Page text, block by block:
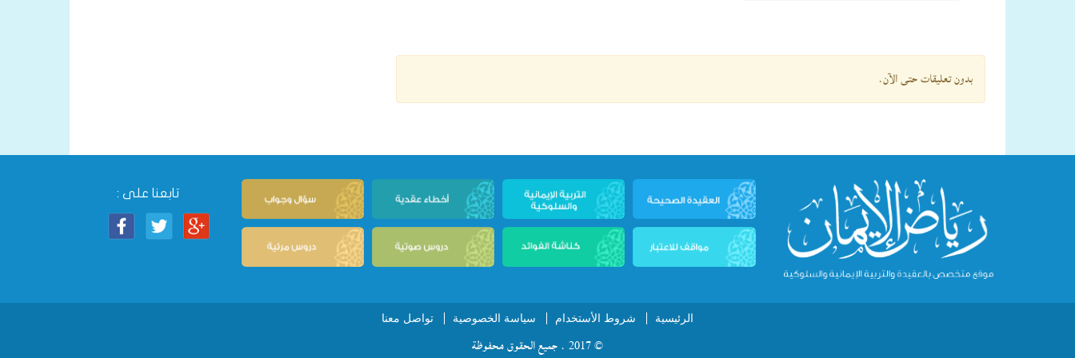
بدون تعليقات حتى الآن.
تابعنا على :
الرئيسية شروط الأستخدام سياسة الخصوصية تواصل معنا
© 2017 . جميع الحقوق محفوظة